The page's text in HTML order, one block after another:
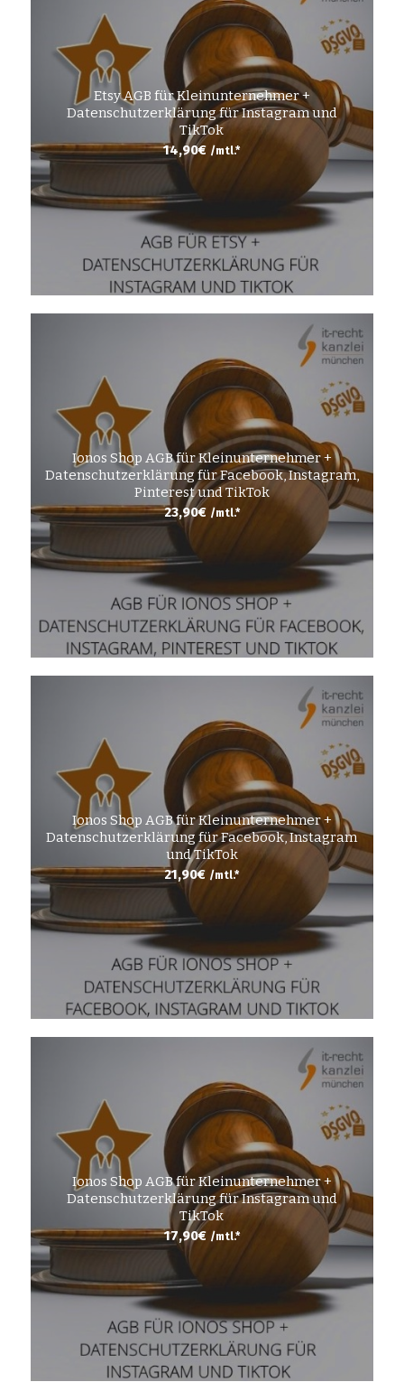
Etsy AGB für Kleinunternehmer +
Datenschutzerklärung für Instagram und
TikTok
14,90€ /mtl.*
Ionos Shop AGB für Kleinunternehmer +
Datenschutzerklärung für Facebook, Instagram,
Pinterest und TikTok
23,90€ /mtl.*
Ionos Shop AGB für Kleinunternehmer +
Datenschutzerklärung für Facebook, Instagram
und TikTok
21,90€ /mtl.*
Ionos Shop AGB für Kleinunternehmer +
Datenschutzerklärung für Instagram und
TikTok
17,90€ /mtl.*